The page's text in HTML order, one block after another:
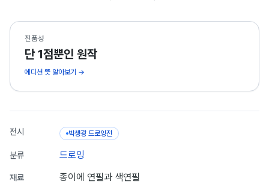
진품성
단 1점뿐인 원작
에디션 뜻 알아보기 →
전시 박생광 드로잉전
분류 드로잉
재료 종이에 연필과 색연필